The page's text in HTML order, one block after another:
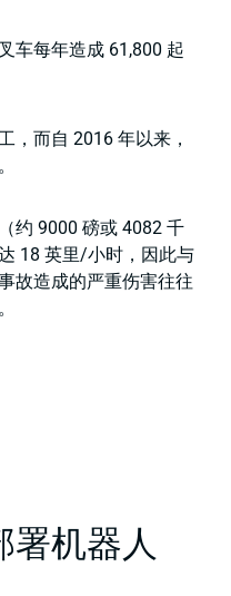
车每年造成 61,800 起
，而自 2016 年以来，
约 9000 磅或 4082 千
18 英里/小时，因此与
故造成的严重伤害往往
机器人